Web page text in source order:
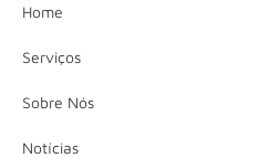
Home
Serviços
Sobre Nós
Notícias